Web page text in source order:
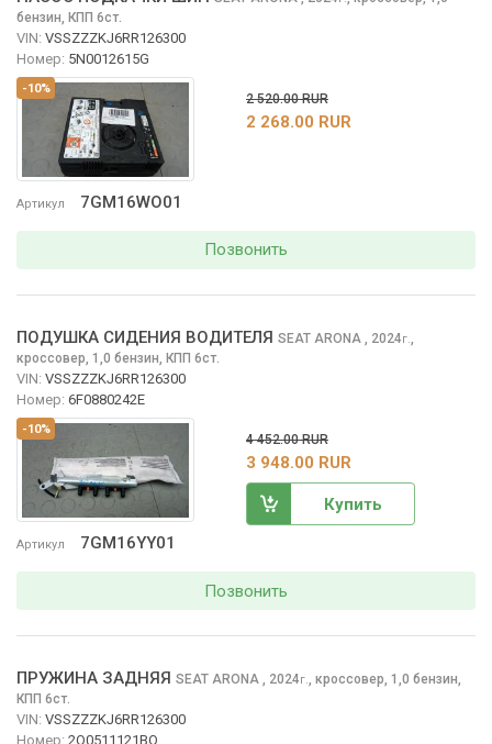
-10%
Артикул 7GM16WO01
бензин, КПП 6ст.
VIN: VSSZZZKJ6RR126300
Номер: 5N0012615G
2 520.00 RUR
2 268.00 RUR
Позвонить
-10%
Артикул 7GM16YY01
ПОДУШКА СИДЕНИЯ ВОДИТЕЛЯ SEAT ARONA , 2024г.
кроссовер, 1,0 бензин, КПП 6ст.
VIN: VSSZZZKJ6RR126300
Номер: 6F0880242E
4 452.00 RUR
3 948.00 RUR
Купить
Позвонить
ПРУЖИНА ЗАДНЯЯ SEAT ARONA , 2024г. кроссовер, 1,0 бензин,
КПП 6ст.
VIN: VSSZZZKJ6RR126300
Номер: 2Q0511121BQ